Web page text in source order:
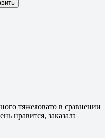
тяжеловато в сравнении
нравится, заказала